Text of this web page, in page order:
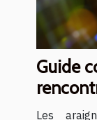
Guide
en
Les